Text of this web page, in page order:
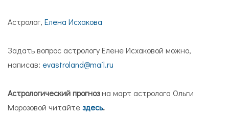
Астролог, Елена Исхакова
Задать вопрос астрологу Елене Исхаковой можно,
написав: evastroland@mail.ru
Астрологический прогнозна март астролога Ольги
Морозовой читайтездесь.